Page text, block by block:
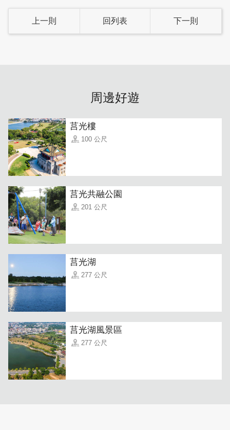
「兵變情不變奶茶」
「高粱冰淇淋」
老闆娘特別推薦"金門哈根達斯"，只有在金門才能夠品嘗的
美味，擁有義式冰淇淋扎實、滑順的口感，同時帶陣陣高粱
清香，是大人版限定美味，千萬別錯過了！
上一則 回列表 下一則
周邊好遊
莒光樓
100 公尺
莒光共融公園
201 公尺
莒光湖
277 公尺
莒光湖風景區
277 公尺